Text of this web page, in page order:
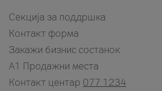
Секција за поддршка
Контакт форма
Закажи бизнис состанок
A1 Продажни места
Контакт центар 077 1234